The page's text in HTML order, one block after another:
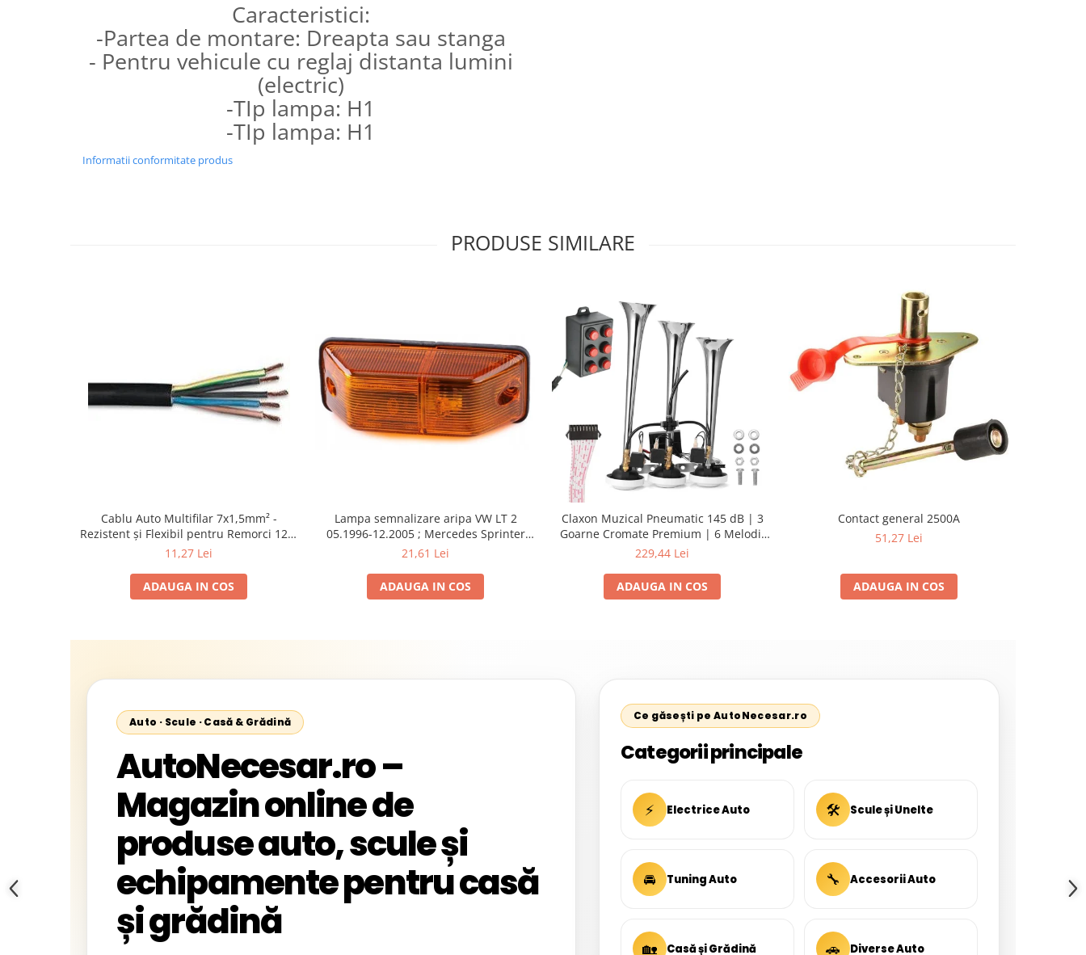
Scule Pneumatice
Caracteristici:
-Partea de montare: Dreapta sau stanga
- Pentru vehicule cu reglaj distanta lumini
(electric)
-TIp lampa: H1
-TIp lampa: H1
Informatii conformitate produs
PRODUSE SIMILARE
Cablu Auto Multifilar 7x1,5mm² -
Rezistent și Flexibil pentru Remorci 12V-
24V
11,27 Lei
ADAUGA IN COS
Lampa semnalizare aripa VW LT 2
05.1996-12.2005 ; Mercedes Sprinter
1995-2002, 512D-814 DA; Actros 1996-
Starliner,Centroliner, Cityliner;
21,61 Lei
ADAUGA IN COS
Claxon Muzical Pneumatic 145 dB | 3
Goarne Cromate Premium | 6 Melodii
Selectabile
229,44 Lei
ADAUGA IN COS
Contact general 2500A
51,27 Lei
ADAUGA IN COS
Auto · Scule · Casă & Grădină
AutoNecesar.ro –
Magazin online de
produse auto, scule și
echipamente pentru casă
și grădină
Ce găsești pe AutoNecesar.ro
Categorii principale
⚡ Electrice Auto 🛠 Scule și Unelte
🚘 Tuning Auto 🔧 Accesorii Auto
🏡 Casă și Grădină 🚗 Diverse Auto